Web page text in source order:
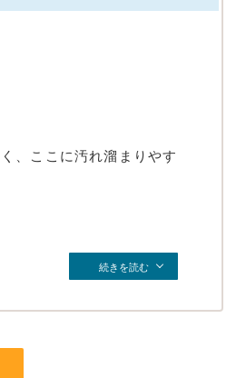
、ここに汚れ溜まりやす
続きを読む